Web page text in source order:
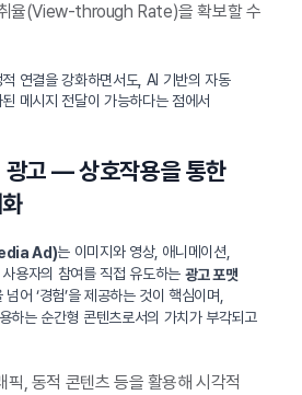
율(View-through Rate)을 확보할 수
연결을 강화하면서도, AI 기반의 자동
메시지 전달이 가능하다는 점에서
고 — 상호작용을 통한
Ad)는 이미지와 영상, 애니메이션,
용자의 참여를 직접 유도하는 광고 포맷
어 ‘경험’을 제공하는 것이 핵심이며,
하는 순간형 콘텐츠로서의 가치가 부각되고
, 동적 콘텐츠 등을 활용해 시각적